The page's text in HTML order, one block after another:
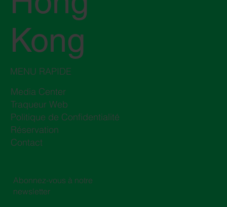
Kong
MENU RAPIDE
Media Center
Traqueur Web
Politique de Confidentialité
Réservation
Contact
Abonnez-vous à notre
newsletter